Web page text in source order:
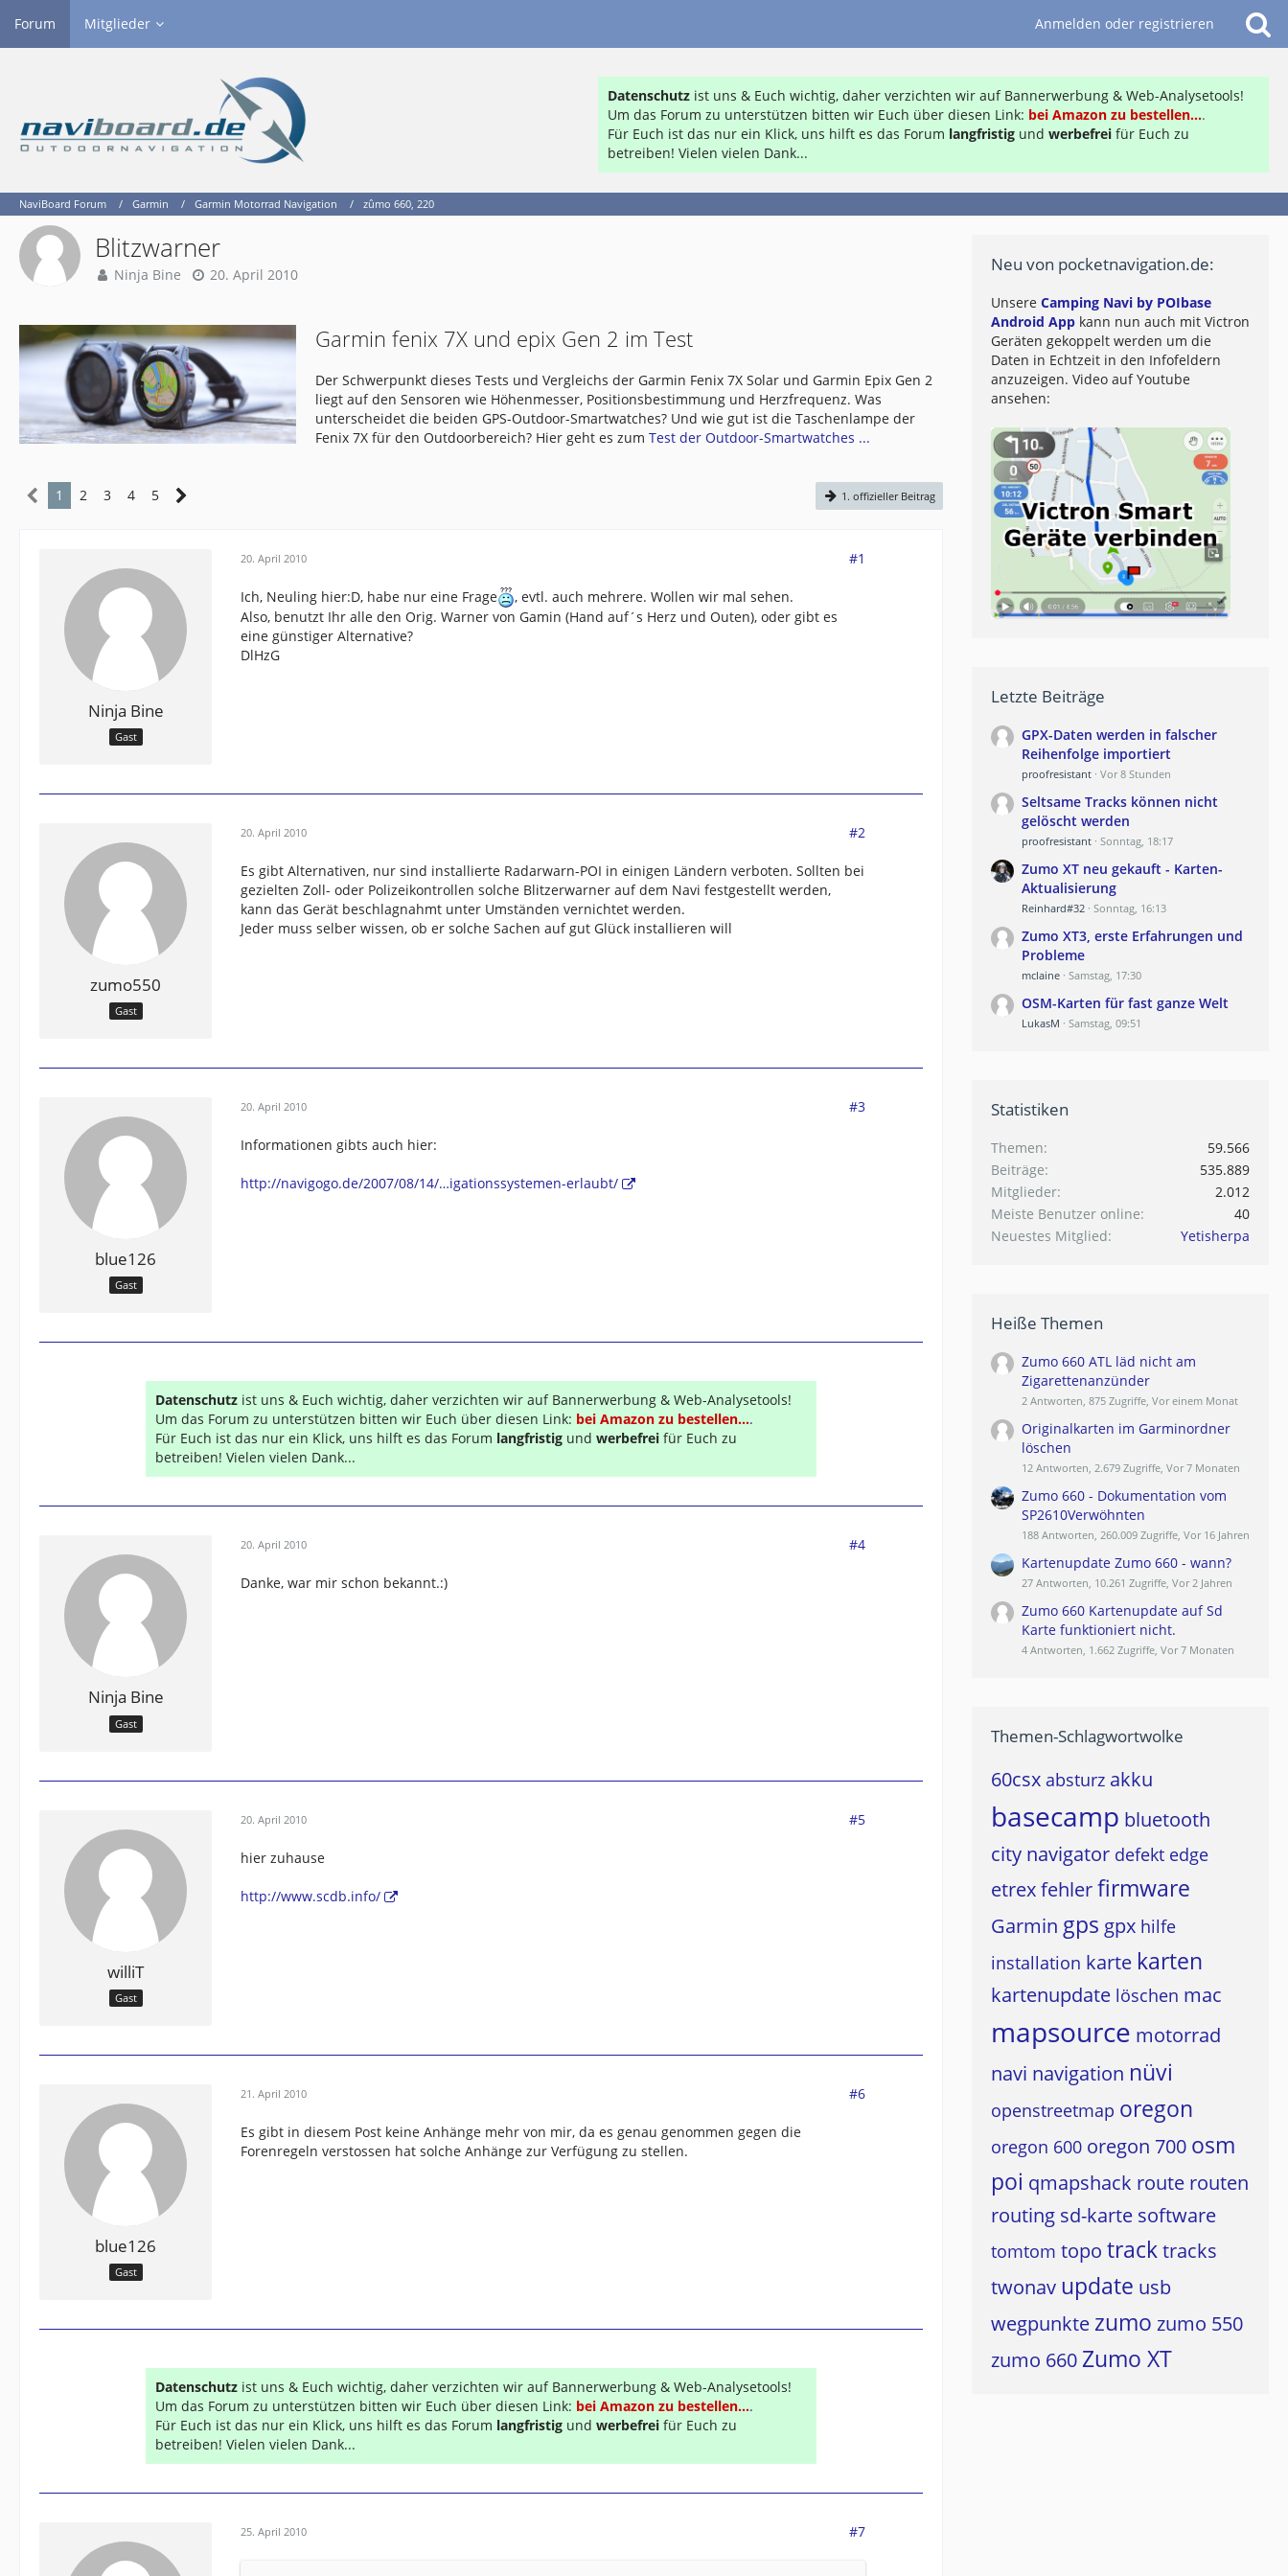
Forum Mitglieder Anmelden oder registrieren
Datenschutz ist uns & Euch wichtig, daher verzichten wir auf Bannerwerbung & Web-Analysetools!
Um das Forum zu unterstützen bitten wir Euch über diesen Link: bei Amazon zu bestellen....
Für Euch ist das nur ein Klick, uns hilft es das Forum langfristig und werbefrei für Euch zu
betreiben! Vielen vielen Dank...
NaviBoard Forum Garmin Garmin Motorrad Navigation zûmo 660, 220
Blitzwarner
Ninja Bine 20. April 2010
Garmin fenix 7X und epix Gen 2 im Test
Der Schwerpunkt dieses Tests und Vergleichs der Garmin Fenix 7X Solar und Garmin Epix Gen 2
liegt auf den Sensoren wie Höhenmesser, Positionsbestimmung und Herzfrequenz. Was
unterscheidet die beiden GPS-Outdoor-Smartwatches? Und wie gut ist die Taschenlampe der
Fenix 7X für den Outdoorbereich? Hier geht es zumTest der Outdoor-Smartwatches ...
1 2 3 4 5 1. offizieller Beitrag
Ninja Bine
Gast
20. April 2010 #1
Ich, Neuling hier:D, habe nur eine Frage
, evtl. auch mehrere. Wollen wir mal sehen.
Also, benutzt Ihr alle den Orig. Warner von Gamin (Hand auf´s Herz und Outen), oder gibt es
eine günstiger Alternative?
DlHzG
zumo550
Gast
20. April 2010 #2
Es gibt Alternativen, nur sind installierte Radarwarn-POI in einigen Ländern verboten. Sollten bei
gezielten Zoll- oder Polizeikontrollen solche Blitzerwarner auf dem Navi festgestellt werden,
kann das Gerät beschlagnahmt unter Umständen vernichtet werden.
Jeder muss selber wissen, ob er solche Sachen auf gut Glück installieren will
blue126
Gast
20. April 2010 #3
Informationen gibts auch hier:
http://navigogo.de/2007/08/14/…igationssystemen-erlaubt/
Datenschutz ist uns & Euch wichtig, daher verzichten wir auf Bannerwerbung & Web-Analysetools!
Um das Forum zu unterstützen bitten wir Euch über diesen Link: bei Amazon zu bestellen....
Für Euch ist das nur ein Klick, uns hilft es das Forum langfristig und werbefrei für Euch zu
betreiben! Vielen vielen Dank...
Ninja Bine
Gast
20. April 2010 #4
Danke, war mir schon bekannt.:)
williT
Gast
20. April 2010 #5
hier zuhause
http://www.scdb.info/
blue126
Gast
21. April 2010 #6
Es gibt in diesem Post keine Anhänge mehr von mir, da es genau genommen gegen die
Forenregeln verstossen hat solche Anhänge zur Verfügung zu stellen.
Datenschutz ist uns & Euch wichtig, daher verzichten wir auf Bannerwerbung & Web-Analysetools!
Um das Forum zu unterstützen bitten wir Euch über diesen Link: bei Amazon zu bestellen....
Für Euch ist das nur ein Klick, uns hilft es das Forum langfristig und werbefrei für Euch zu
betreiben! Vielen vielen Dank...
25. April 2010 #7
Neu von pocketnavigation.de:
Unsere Camping Navi by POIbase
Android App kann nun auch mit Victron
Geräten gekoppelt werden um die
Daten in Echtzeit in den Infofeldern
anzuzeigen. Video auf Youtube
ansehen:
Letzte Beiträge
GPX-Daten werden in falscher
Reihenfolge importiert
proofresistant Vor 8 Stunden
Seltsame Tracks können nicht
gelöscht werden
proofresistant Sonntag, 18:17
Zumo XT neu gekauft - Karten-
Aktualisierung
Reinhard#32 Sonntag, 16:13
Zumo XT3, erste Erfahrungen und
Probleme
mclaine Samstag, 17:30
OSM-Karten für fast ganze Welt
LukasM Samstag, 09:51
Statistiken
Themen
59.566
Beiträge
535.889
Mitglieder
2.012
Meiste Benutzer online
40
Neuestes Mitglied
Yetisherpa
Heiße Themen
Zumo 660 ATL läd nicht am
Zigarettenanzünder
2 Antworten, 875 Zugriffe, Vor einem Monat
Originalkarten im Garminordner
löschen
12 Antworten, 2.679 Zugriffe, Vor 7 Monaten
Zumo 660 - Dokumentation vom
SP2610Verwöhnten
188 Antworten, 260.009 Zugriffe, Vor 16 Jahren
Kartenupdate Zumo 660 - wann?
27 Antworten, 10.261 Zugriffe, Vor 2 Jahren
Zumo 660 Kartenupdate auf Sd
Karte funktioniert nicht.
4 Antworten, 1.662 Zugriffe, Vor 7 Monaten
Themen-Schlagwortwolke
60csx absturz akku
basecamp bluetooth
city navigator defekt edge
etrexfehlerfirmware
Garmin gps gpx hilfe
installation karte karten
kartenupdate löschen mac
mapsource motorrad
navi navigation nüvi
openstreetmap oregon
oregon 600 oregon 700 osm
poi qmapshack route routen
routing sd-karte software
tomtom topo tracktracks
twonav update usb
wegpunkte zumo zumo 550
zumo 660 Zumo XT